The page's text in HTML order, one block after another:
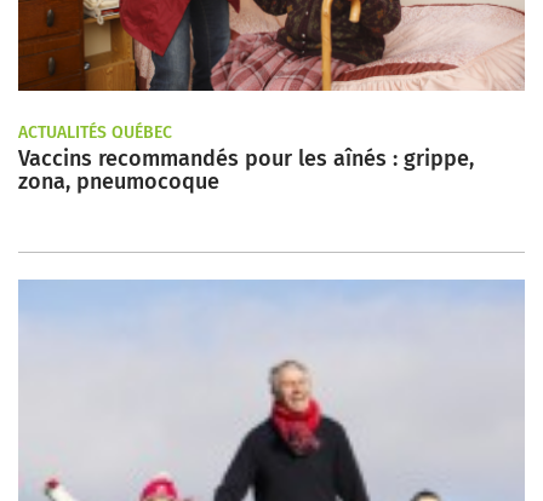
ACTUALITÉS QUÉBEC
Vaccins recommandés pour les aînés : grippe,
zona, pneumocoque